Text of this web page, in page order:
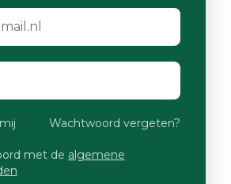
Wachtwoord vergeten?
met de algemene